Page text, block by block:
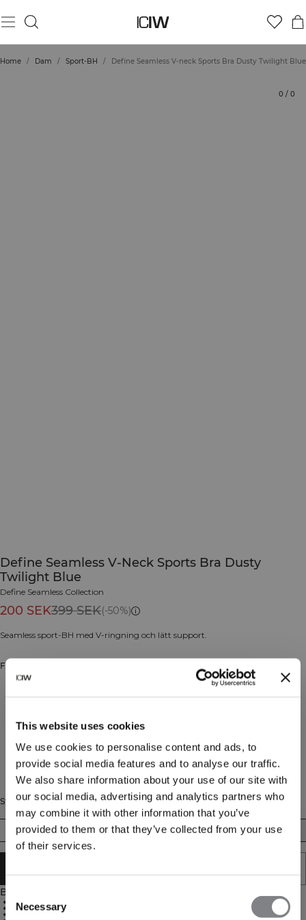
This website uses cookies
We use cookies to personalise content and ads, to
provide social media features and to analyse our traffic.
We also share information about your use of our site with
our social media, advertising and analytics partners who
may combine it with other information that you’ve
provided to them or that they’ve collected from your use
of their services.
Consent
Selection
Necessary
Home / Dam / Sport-BH / Define Seamless V-neck Sports Bra Dusty Twilight Blue
0 / 0
Define Seamless V-Neck Sports Bra Dusty
Twilight Blue
Define Seamless Collection
200 SEK399 SEK(-50%)
Seamless sport-BH med V-ringning och lätt support.
Färg: Dusty Twilight Blue
Storlek
XS S M L XL XXL
Beskrivning
Seamless material
4-way stretch
Lätt support